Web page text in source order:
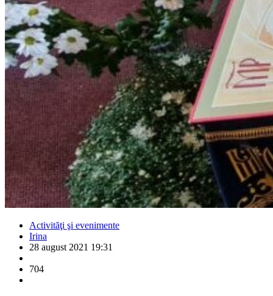
Activităţi şi evenimente
Irina
28 august 2021 19:31
704